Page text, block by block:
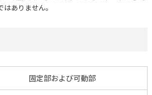
ありません。
固定部および可動部